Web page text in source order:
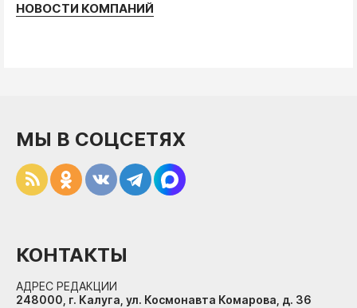
НОВОСТИ КОМПАНИЙ
МЫ В СОЦСЕТЯХ
КОНТАКТЫ
АДРЕС РЕДАКЦИИ
248000, г. Калуга, ул. Космонавта Комарова, д. 36